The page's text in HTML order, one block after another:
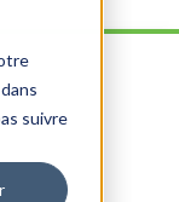
suivre